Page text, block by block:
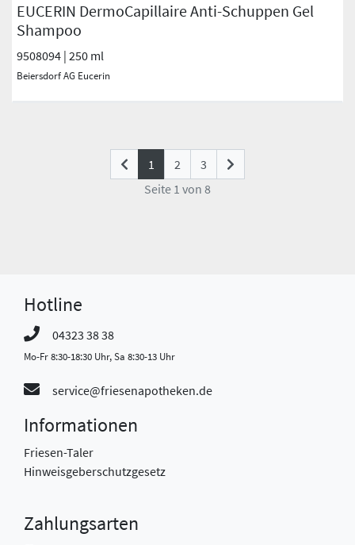
EUCERIN DermoCapillaire Anti-Schuppen Gel
Shampoo
9508094 | 250 ml
Beiersdorf AG Eucerin
1 (current)
2
3
Seite 1 von 8
Hotline
04323 38 38
Mo-Fr 8:30-18:30 Uhr, Sa 8:30-13 Uhr
service@friesenapotheken.de
Informationen
Friesen-Taler
Hinweisgeberschutzgesetz
Zahlungsarten